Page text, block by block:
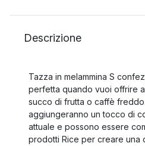
Descrizione
Tazza in melammina S
perfetta quando vuoi offrire
succo di frutta o caffè
aggiungeranno un tocco di
attuale e possono essere
prodotti Rice per creare una